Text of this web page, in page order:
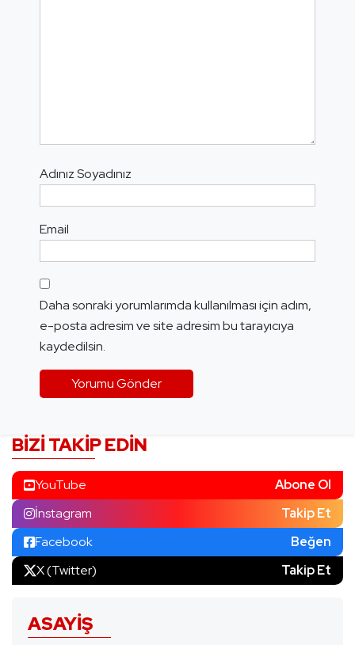
Adınız Soyadınız
Email
Daha sonraki yorumlarımda kullanılması için adım,
e-posta adresim ve site adresim bu tarayıcıya
kaydedilsin.
BIZI TAKIP EDIN
YouTube
Abone Ol
İnstagram
Takip Et
Facebook
Beğen
X (Twitter)
Takip Et
ASAYIŞ